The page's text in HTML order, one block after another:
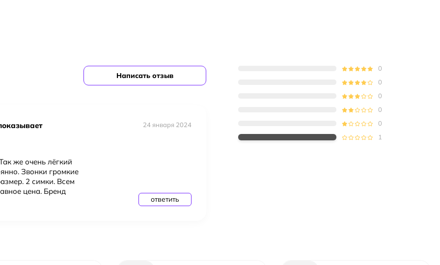
0
0
0
0
0
1
Написать отзыв
же очень лёгкий
Звонки громкие
2 симки. Всем
цена. Бренд
24 января 2024
ответить